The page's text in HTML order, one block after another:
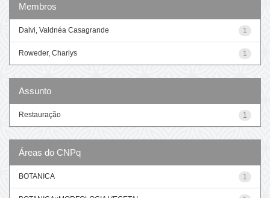
Membros
1
Dalvi, Valdnéa Casagrande
1
Roweder, Charlys
Assunto
1
Restauração
Áreas do CNPq
1
BOTANICA